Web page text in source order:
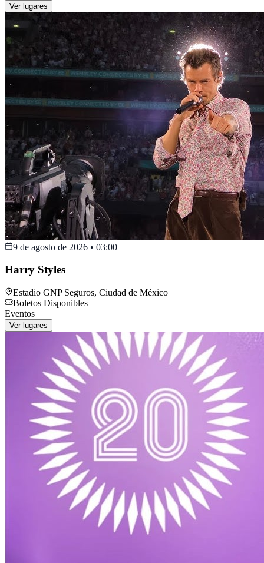
Ver lugares
9 de agosto de 2026 • 03:00
Harry Styles
Estadio GNP Seguros, Ciudad de México
Boletos Disponibles
Eventos
Ver lugares